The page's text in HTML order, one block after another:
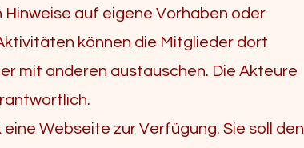
auf eigene Vorhaben oder
können die Mitglieder dort
mit anderen austauschen. Die Akteure
Webseite zur Verfügung. Sie soll den